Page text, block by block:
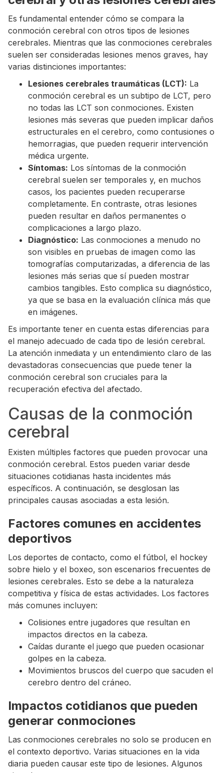
Es fundamental entender cómo se compara la
conmoción cerebral con otros tipos de lesiones
cerebrales. Mientras que las conmociones cerebrales
suelen ser consideradas lesiones menos graves, hay
varias distinciones importantes:
Lesiones cerebrales traumáticas (LCT): La
conmoción cerebral es un subtipo de LCT, pero
no todas las LCT son conmociones. Existen
lesiones más severas que pueden implicar daños
estructurales en el cerebro, como contusiones o
hemorragias, que pueden requerir intervención
médica urgente.
Síntomas: Los síntomas de la conmoción
cerebral suelen ser temporales y, en muchos
casos, los pacientes pueden recuperarse
completamente. En contraste, otras lesiones
pueden resultar en daños permanentes o
complicaciones a largo plazo.
Diagnóstico: Las conmociones a menudo no
son visibles en pruebas de imagen como las
tomografías computarizadas, a diferencia de las
lesiones más serias que sí pueden mostrar
cambios tangibles. Esto complica su diagnóstico,
ya que se basa en la evaluación clínica más que
en imágenes.
Es importante tener en cuenta estas diferencias para
el manejo adecuado de cada tipo de lesión cerebral.
La atención inmediata y un entendimiento claro de las
devastadoras consecuencias que puede tener la
conmoción cerebral son cruciales para la
recuperación efectiva del afectado.
Causas de la conmoción
cerebral
Existen múltiples factores que pueden provocar una
conmoción cerebral. Estos pueden variar desde
situaciones cotidianas hasta incidentes más
específicos. A continuación, se desglosan las
principales causas asociadas a esta lesión.
Factores comunes en accidentes
deportivos
Los deportes de contacto, como el fútbol, el hockey
sobre hielo y el boxeo, son escenarios frecuentes de
lesiones cerebrales. Esto se debe a la naturaleza
competitiva y física de estas actividades. Los factores
más comunes incluyen:
Colisiones entre jugadores que resultan en
impactos directos en la cabeza.
Caídas durante el juego que pueden ocasionar
golpes en la cabeza.
Movimientos bruscos del cuerpo que sacuden el
cerebro dentro del cráneo.
Impactos cotidianos que pueden
generar conmociones
Las conmociones cerebrales no solo se producen en
el contexto deportivo. Varias situaciones en la vida
diaria pueden causar este tipo de lesiones. Algunos